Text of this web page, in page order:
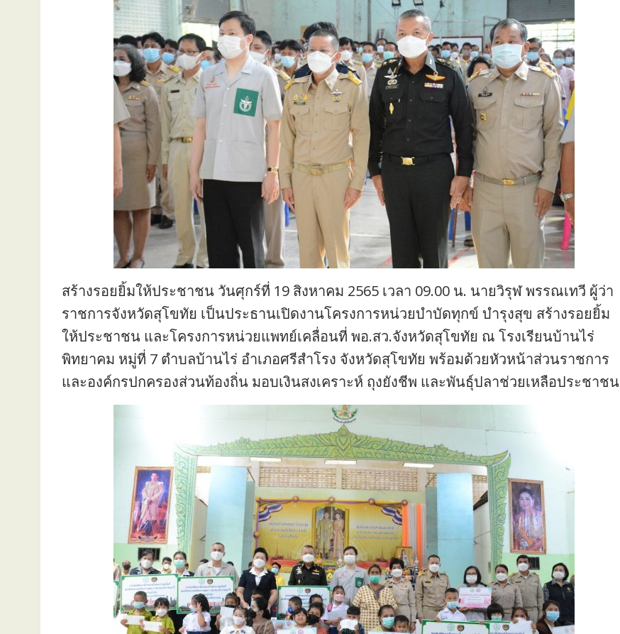
สร้างรอยยิ้มให้ประชาชน วันศุกร์ที่ 19 สิงหาคม 2565 เวลา 09.00 น. นายวิรุฬ พรรณเทวี ผู้ว่า
ราชการจังหวัดสุโขทัย เป็นประธานเปิดงานโครงการหน่วยบำบัดทุกข์ บำรุงสุข สร้างรอยยิ้ม
ให้ประชาชน และโครงการหน่วยแพทย์เคลื่อนที่ พอ.สว.จังหวัดสุโขทัย ณ โรงเรียนบ้านไร่
พิทยาคม หมู่ที่ 7 ตำบลบ้านไร่ อำเภอศรีสำโรง จังหวัดสุโขทัย พร้อมด้วยหัวหน้าส่วนราชการ
และองค์กรปกครองส่วนท้องถิ่น มอบเงินสงเคราะห์ ถุงยังชีพ และพันธุ์ปลาช่วยเหลือประชาชน